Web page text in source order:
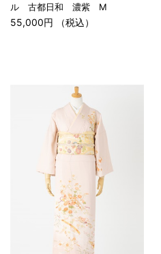
ル 古都日和 濃紫 M
55,000円 （税込）